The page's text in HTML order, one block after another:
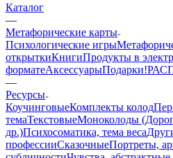
Каталог
—
Mетафорические карты
Психологические игры
открыткиКнигиПродукты в
форматеАксессуарыПодарки!
—
Ресурсы
КоучинговыеКомплекты колод
темаТекстовыеМоноколоды
др.)Психосоматика, тема веса
профессииСказочныеПортреты,